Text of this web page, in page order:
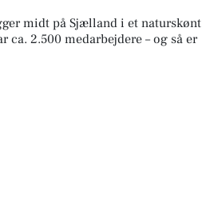
midt på Sjælland i et naturskønt
ca. 2.500 medarbejdere – og så er